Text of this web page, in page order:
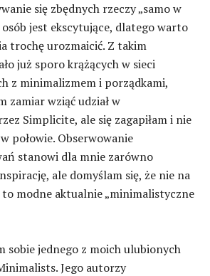
się zbędnych rzeczy „samo w
osób jest ekscytujące, dlatego warto
trochę urozmaicić. Z takim
już sporo krążących w sieci
z minimalizmem i porządkami,
zamiar wziąć udział w
Simplicite, ale się zagapiłam i nie
połowie. Obserwowanie
stanowi dla mnie zarówno
ale domyślam się, że nie na
to modne aktualnie „minimalistyczne
sobie jednego z moich ulubionych
Jego autorzy